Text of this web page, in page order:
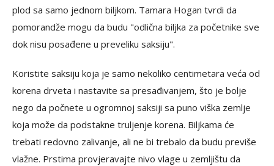
plod sa samo jednom biljkom. Tamara Hogan tvrdi da
pomorandže mogu da budu "odlična biljka za početnike sve
dok nisu posađene u preveliku saksiju".
Koristite saksiju koja je samo nekoliko centimetara veća od
korena drveta i nastavite sa presađivanjem, što je bolje
nego da počnete u ogromnoj saksiji sa puno viška zemlje
koja može da podstakne truljenje korena. Biljkama će
trebati redovno zalivanje, ali ne bi trebalo da budu previše
vlažne. Prstima provjeravajte nivo vlage u zemljištu da